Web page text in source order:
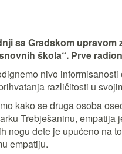
sa Gradskom
škola“. Prve
nivo
različitosti u
kako se druga osoba
Trebješaninu, empatija
nogu dete je upućeno na
empatiju.